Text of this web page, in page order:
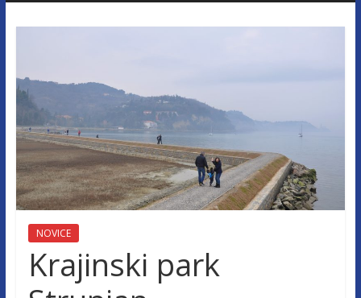
NOVICE
Krajinski park